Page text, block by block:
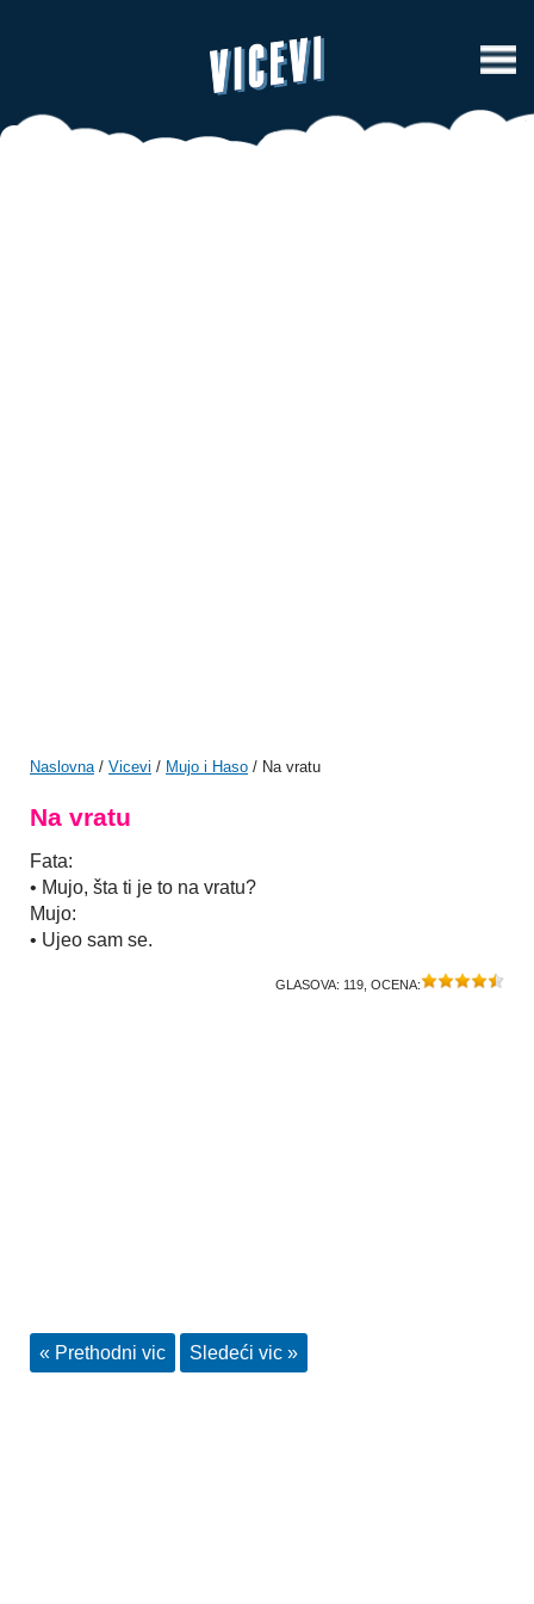
Naslovna/ Vicevi / Mujo i Haso / Na vratu
Na vratu
Fata:
• Mujo, šta ti je to na vratu?
Mujo:
• Ujeo sam se.
GLASOVA: 119 , OCENA:
« Prethodni vic Sledeći vic »